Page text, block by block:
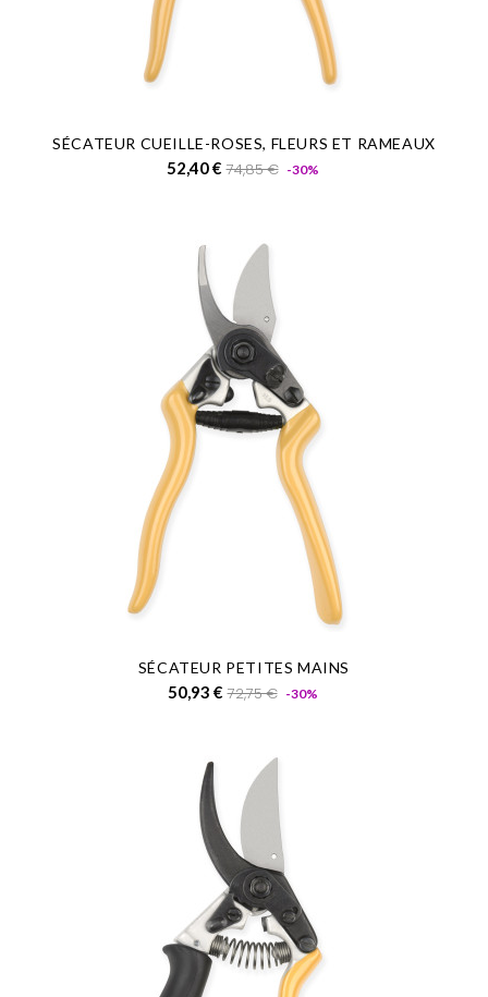
SÉCATEUR CUEILLE-ROSES, FLEURS ET RAMEAUX
52,40 € Prix
74,85 € -30%
SÉCATEUR PETITES MAINS
50,93 € Prix
72,75 € -30%